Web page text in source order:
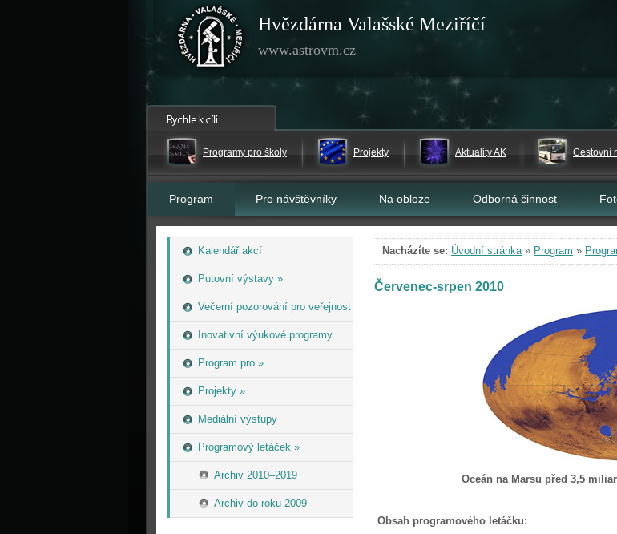
Hvězdárna Valašské Meziříčí
www.astrovm.cz
Programy pro školy Projekty Aktuality AK Cestovní
Program Pro návštěvníky Na obloze Odborná činnost
Kalendář akcí
Putovní výstavy »
Večerní pozorování pro veřejnost
Inovativní výukové programy
Program pro »
Projekty »
Mediální výstupy
Programový letáček »
Archiv 2010–2019
Archiv do roku 2009
Nacházíte se: Úvodní stránka» Program »
Červenec-srpen 2010
Oceán na Marsu před 3,5
Obsah programového letáčku: